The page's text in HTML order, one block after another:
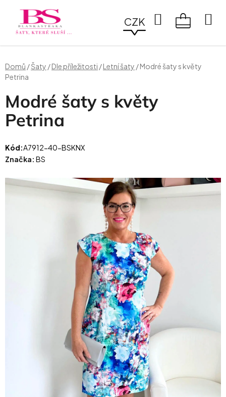
obsah
CZK
Hledat
Domů /Šaty /Dle příležitosti /Letní šaty /Modré šaty s květy
Petrina
Modré šaty s květy
Petrina
Kód:A7912-40-BSKNX
Značka: BS